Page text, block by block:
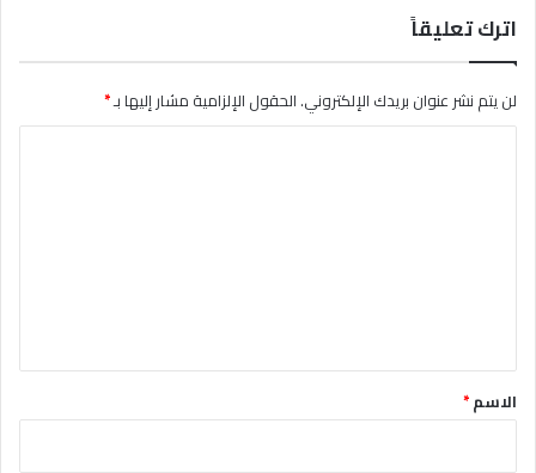
اترك تعليقاً
لن يتم نشر عنوان بريدك الإلكتروني.الحقول الإلزامية مشار إليها بـ*
*الاسم*